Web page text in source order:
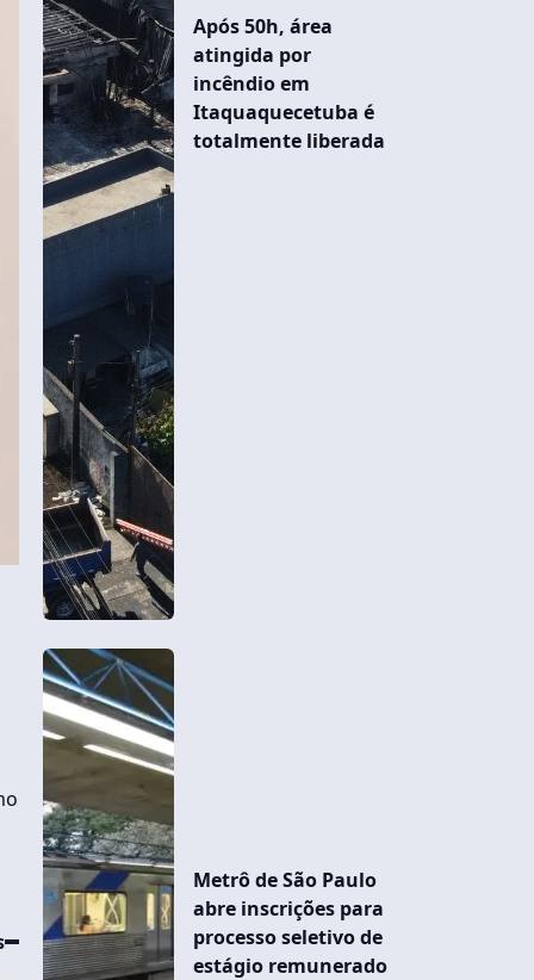
Após 50h, área
atingida por
incêndio em
Itaquaquecetuba é
totalmente liberada
Metrô de São Paulo
abre inscrições para
processo seletivo de
estágio remunerado